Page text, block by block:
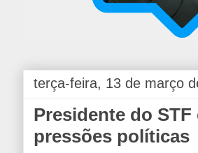
terça-feira, 13 de março
Presidente do
pressões políticas